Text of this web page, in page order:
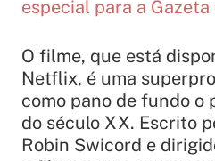
especial para a Gazeta
O filme, que está
Netflix, é uma
como pano de fundo o
do século XX. Escrito
Robin Swicord e